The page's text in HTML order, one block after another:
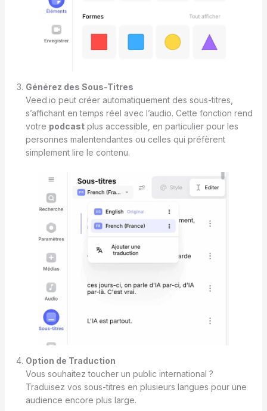
Générez des Sous-Titres
Veed.io peut créer automatiquement des sous-titres,
s’affichant en temps réel avec l’audio. Cette fonction rend
votre podcastplus accessible, en particulier pour les
personnes malentendantes ou celles qui préfèrent
simplement lire le contenu.
Option de Traduction
Vous souhaitez toucher un public international ?
Traduisez vos sous-titres en plusieurs langues pour une
audience encore plus large.